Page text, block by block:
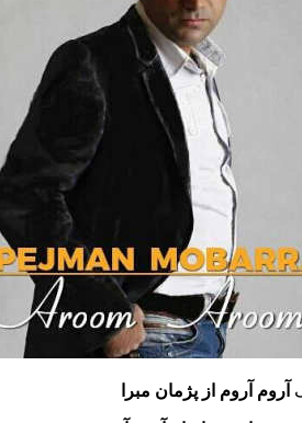
آروم آروم از پژمان مبرا